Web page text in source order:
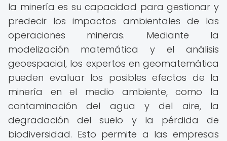
la minería es su capacidad para gestionar y
predecir los impactos ambientales de las
operaciones mineras. Mediante la
modelización matemática y el análisis
geoespacial, los expertos en geomatemática
pueden evaluar los posibles efectos de la
minería en el medio ambiente, como la
contaminación del agua y del aire, la
degradación del suelo y la pérdida de
biodiversidad. Esto permite a las empresas